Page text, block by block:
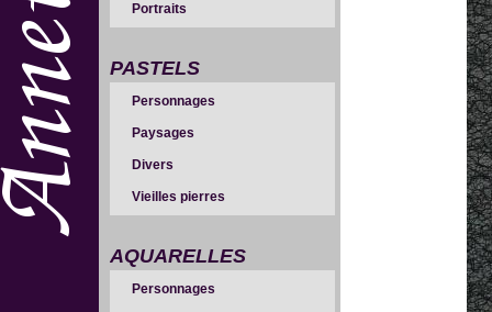
Portraits
PASTELS
Personnages
Paysages
Divers
Vieilles pierres
AQUARELLES
Personnages